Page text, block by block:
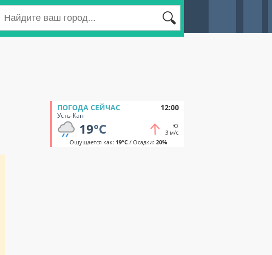
ПОГОДА СЕЙЧАС 12:00
Усть-Кан
19°C
Ю
3 м/с
Ощущается как: 19°C/ Осадки: 20%